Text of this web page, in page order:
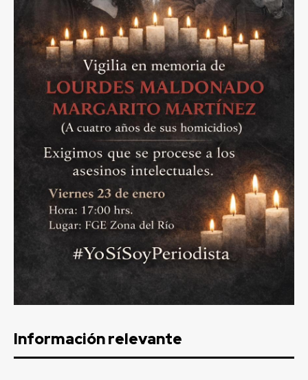
Información relevante